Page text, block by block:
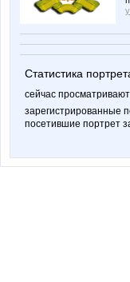
Статистика
сейчас
зарегистрированные
посетившие портрет